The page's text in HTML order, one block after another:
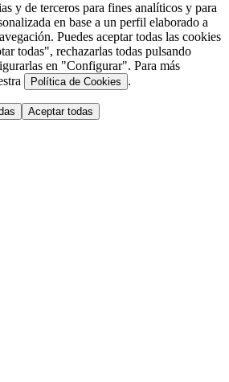
y de terceros para fines analíticos y para
en base a un perfil elaborado a
Puedes aceptar todas las cookies
todas", rechazarlas todas pulsando
en "Configurar". Para más
Política de Cookies .
Aceptar todas